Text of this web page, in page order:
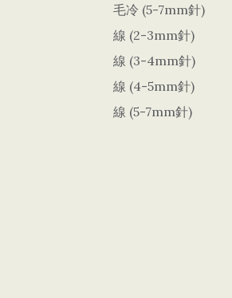
毛冷 (5-7mm針)
線 (2-3mm針)
線 (3-4mm針)
線 (4-5mm針)
線 (5-7mm針)